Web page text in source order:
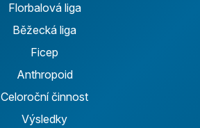
Florbalová liga
Běžecká liga
Ficep
Anthropoid
Celoroční činnost
Výsledky